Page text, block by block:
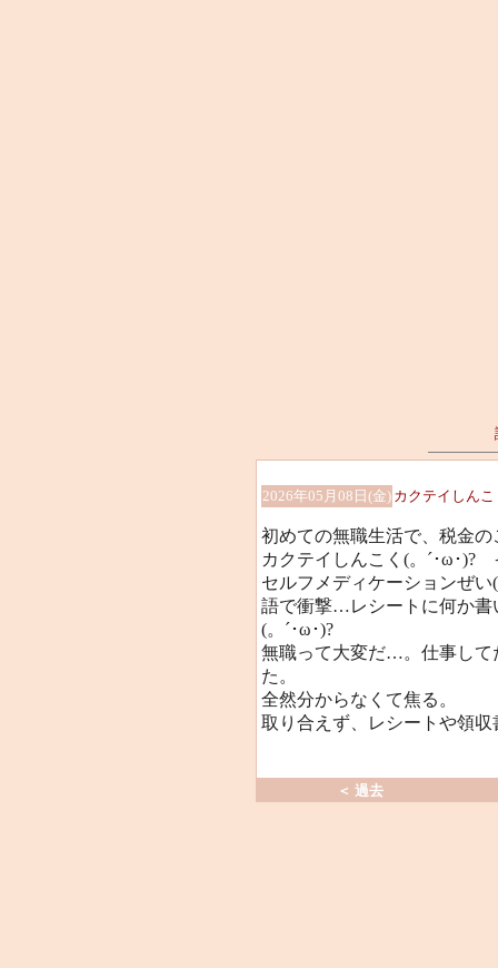
2026年05月08日(金) カクテイしんこ
初めての無職生活で、税金
カクテイしんこく(。´･ω･
セルフメディケーションぜ
語で衝撃…レシートに何か書
(。´･ω･)?
無職って大変だ…。仕事して
た。
全然分からなくて焦る。
取り合えず、レシートや領収
＜ 過去